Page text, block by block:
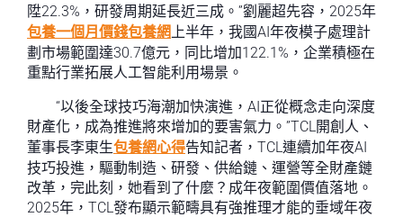
陞22.3%，研發周期延長近三成。”劉麗超先容，2025年
包養一個月價錢包養網上半年，我國AI年夜模子處理計
劃市場範圍達30.7億元，同比增加122.1%，企業積極在
重點行業拓展人工智能利用場景。
“以後全球技巧海潮加快演進，AI正從概念走向深度
財產化，成為推進將來增加的要害氣力。”TCL開創人、
董事長李東生包養網心得告知記者，TCL連續加年夜AI
技巧投進，驅動制造、研發、供給鏈、運營等全財產鏈
改革，完此刻，她看到了什麼？成年夜範圍價值落地。
2025年，TCL發布顯示範疇具有強推理才能的垂域年夜